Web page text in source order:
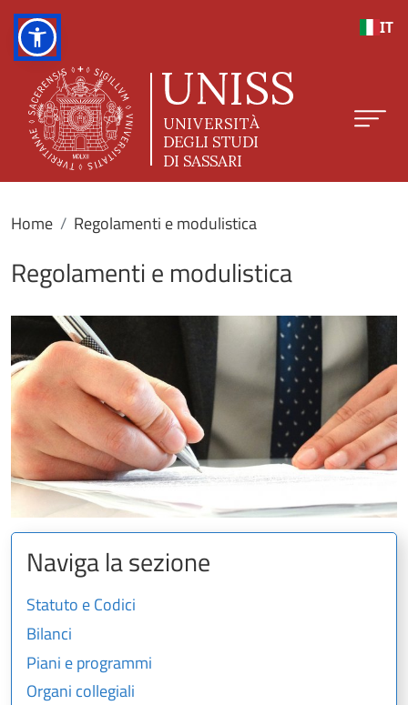
IT
Home Regolamenti e modulistica
Regolamenti e modulistica
Naviga la sezione
Statuto e Codici
Bilanci
Piani e programmi
Organi collegiali